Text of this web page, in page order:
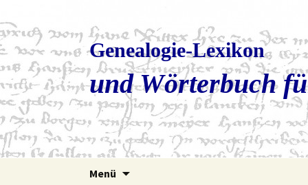
Genealogie-Lexikon
und Wörterbuch
Menü